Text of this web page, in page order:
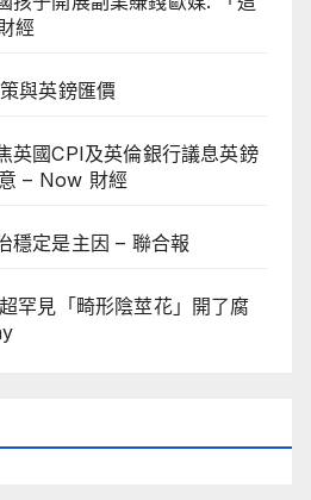
經
與英鎊匯價
英國CPI及英倫銀行議息英鎊
– Now 財經
穩定是主因 – 聯合報
罕見「畸形陰莖花」開了腐